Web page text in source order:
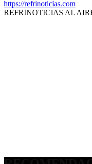
https://refrinoticias.com
REFRINOTICIAS AL AIRE